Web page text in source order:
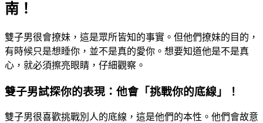
南！
雙子男很會撩妹，這是眾所皆知的事實。但他們撩妹的目的，
有時候只是想睡你，並不是真的愛你。想要知道他是不是真
心，就必須擦亮眼睛，仔細觀察。
雙子男試探你的表現：他會「挑戰你的底線」！
雙子男很喜歡挑戰別人的底線，這是他們的本性。他們會故意